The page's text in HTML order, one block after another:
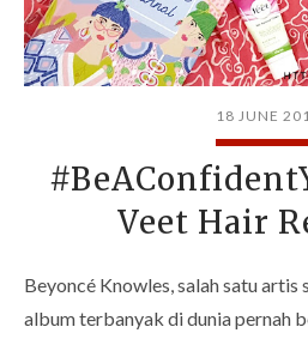
18 JUNE
Veet Hair
Beyoncé Knowles, salah satu artis
album terbanyak di dunia pernah